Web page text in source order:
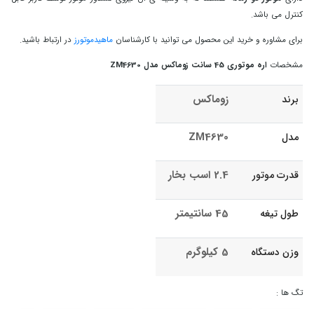
کنترل می باشد.
برای مشاوره و خرید این محصول می توانید با کارشناسان ماهیدموتورز در ارتباط باشید.
مشخصات اره موتوری 45 سانت زوماکس مدل ZM4630
برند زوماکس
مدل ZM4630
قدرت موتور 2.4 اسب بخار
طول تیغه 45 سانتیمتر
وزن دستگاه 5 کیلوگرم
تگ ها :